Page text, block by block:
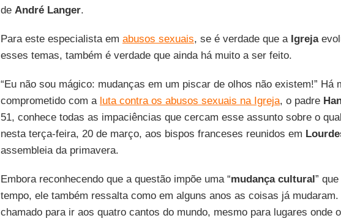
de André Langer.
Para este especialista em abusos sexuais, se é verdade que a Igreja
esses temas, também é verdade que ainda há muito a ser feito.
“Eu não sou mágico: mudanças em um piscar de olhos não existem!” Há
comprometido com a luta contra os abusos sexuais na Igreja, o padre
51, conhece todas as impaciências que cercam esse assunto sobre o
nesta terça-feira, 20 de março, aos bispos franceses reunidos em
assembleia da primavera.
Embora reconhecendo que a questão impõe uma “mudança cultural”
tempo, ele também ressalta como em alguns anos as coisas já mudaram.
chamado para ir aos quatro cantos do mundo, mesmo para lugares onde